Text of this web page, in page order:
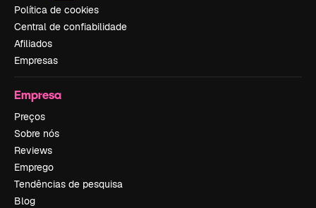
Política de cookies
Central de confiabilidade
Afiliados
Empresas
Empresa
Preços
Sobre nós
Reviews
Emprego
Tendências de pesquisa
Blog